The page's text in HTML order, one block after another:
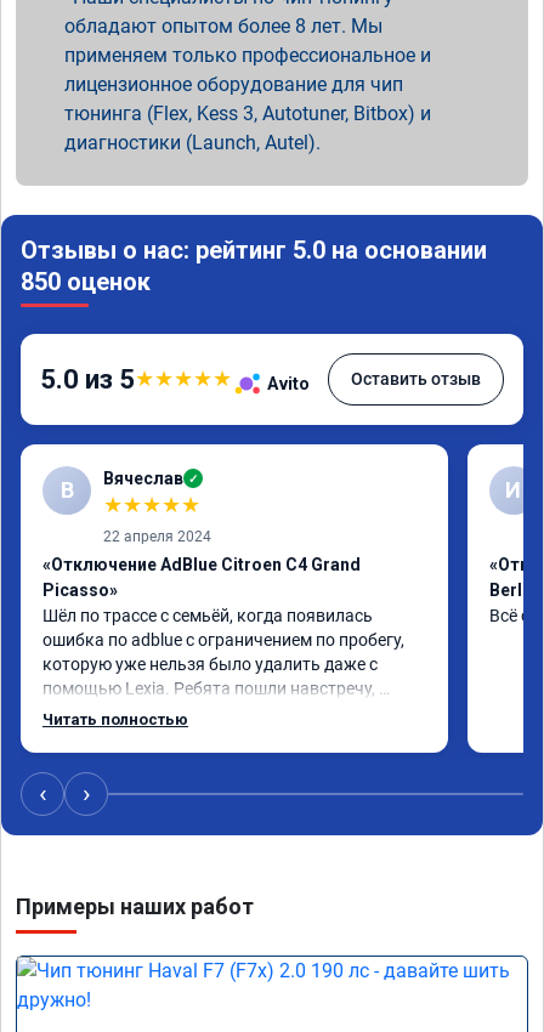
обладают опытом более 8 лет. Мы
применяем только профессиональное и
лицензионное оборудование для чип
тюнинга (Flex, Kess 3, Autotuner, Bitbox) и
диагностики (Launch, Autel).
Отзывы о нас: рейтинг 5.0 на основании
850 оценок
5.0 из 5★★★★★ Avito Оставить отзыв
В Вячеслав ✓
★★★★★
22 апреля 2024
«Отключение AdBlue Citroen C4 Grand
Picasso»
Шёл по трассе с семьёй, когда появилась
ошибка по adblue с ограничением по пробегу,
которую уже нельзя было удалить даже с
помощью Lexia. Ребята пошли навстречу,
оперативно приняли и за час отшили как
Читать полностью
И
Всё
‹ ›
Примеры наших работ